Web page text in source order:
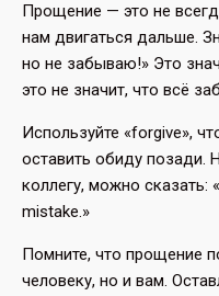
Прощение — это не
нам двигаться дальше.
но не забываю!» Это
это не значит, что всё
Используйте «forgive»,
оставить обиду позади.
коллегу, можно сказать:
mistake.»
Помните, что прощение
человеку, но и вам.